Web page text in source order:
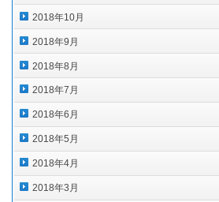
2018年10月
2018年9月
2018年8月
2018年7月
2018年6月
2018年5月
2018年4月
2018年3月